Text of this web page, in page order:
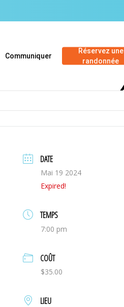
Communiquer
Réservez une
randonnée
DATE
Mai 19 2024
Expired!
TEMPS
7:00 pm
COÛT
$35.00
LIEU